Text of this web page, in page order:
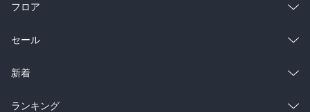
フロア
総合
ラノベ
雑誌・グラビア
セール
総合
ラノベ
新着
総合
ランキング